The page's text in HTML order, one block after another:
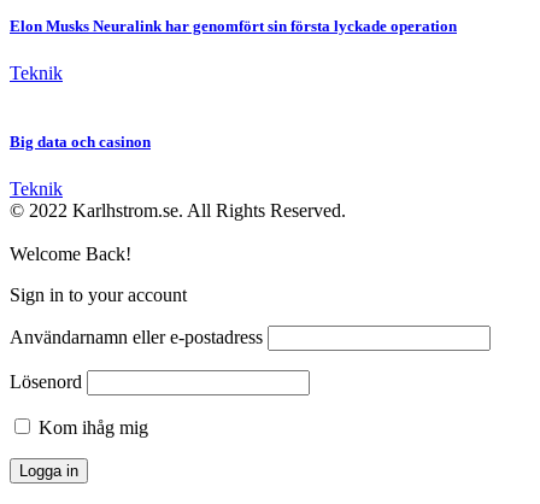
Elon Musks Neuralink har genomfört sin första lyckade operation
Teknik
Big data och casinon
Teknik
© 2022 Karlhstrom.se. All Rights Reserved.
Welcome Back!
Sign in to your account
Användarnamn eller e-postadress
Lösenord
Kom ihåg mig